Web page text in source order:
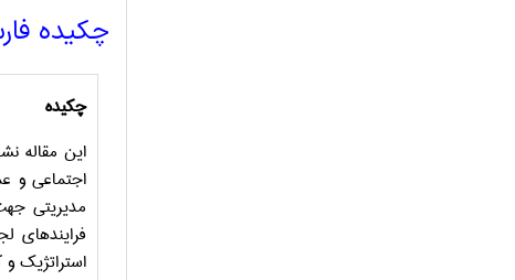
چکیده
چکیده
این مقاله
اجتماعی و
مدیریتی
استراتژیک